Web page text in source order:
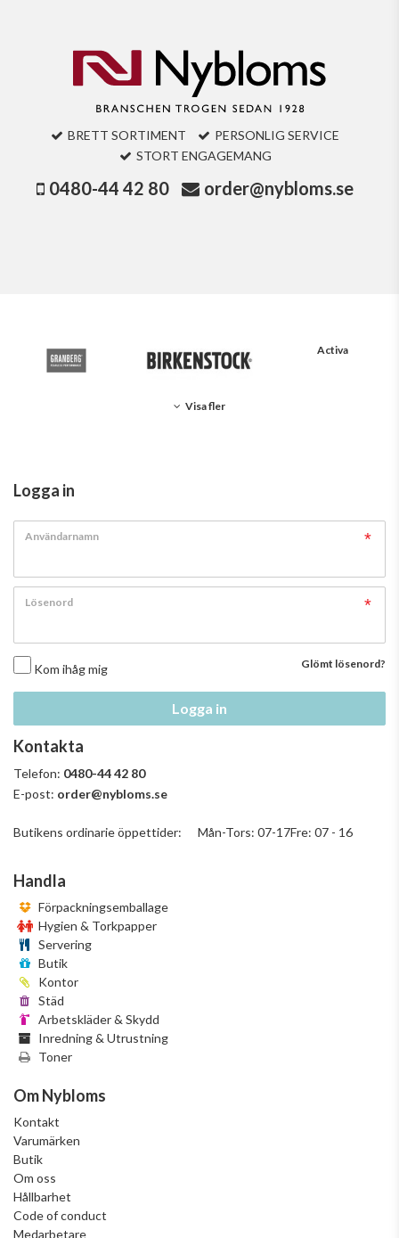
BRETT SORTIMENT
PERSONLIG SERVICE
STORT ENGAGEMANG
0480-44 42 80 order@nybloms.se
Activa
Visa fler
Logga in
Användarnamn
Lösenord
Kom ihåg mig Glömt lösenord?
Logga in
Kontakta
Telefon: 0480-44 42 80
E-post: order@nybloms.se
Butikens ordinarie öppettider: Mån-Tors: 07-17Fre: 07 - 16
Handla
Förpackningsemballage
Hygien & Torkpapper
Servering
Butik
Kontor
Städ
Arbetskläder & Skydd
Inredning & Utrustning
Toner
Om Nybloms
Kontakt
Varumärken
Butik
Om oss
Hållbarhet
Code of conduct
Medarbetare